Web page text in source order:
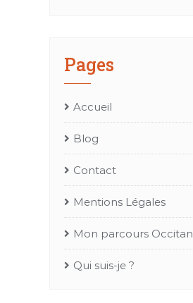
Pages
Accueil
Blog
Contact
Mentions Légales
Mon parcours Occitan
Qui suis-je ?